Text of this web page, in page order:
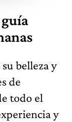
belleza y
de
todo el
y